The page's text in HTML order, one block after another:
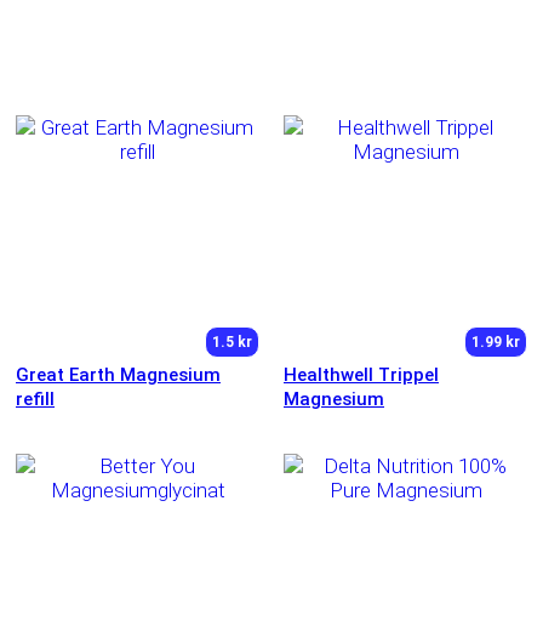
1.5 kr
Great Earth Magnesium
refill
1.99 kr
Healthwell Trippel
Magnesium